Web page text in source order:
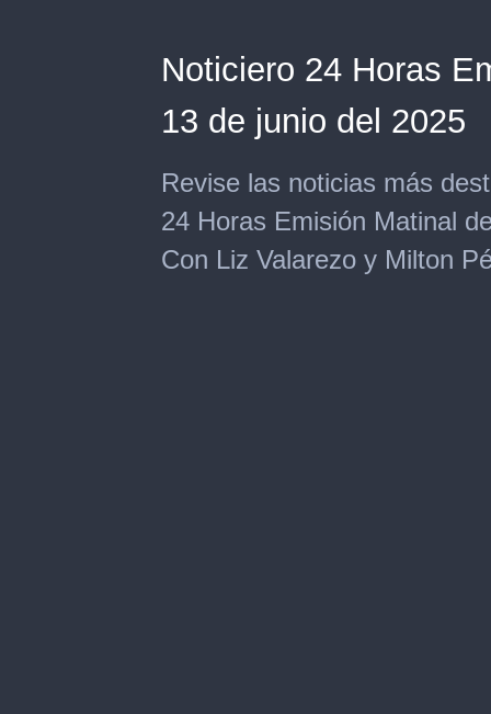
Noticiero 24 Horas
13 de junio del 2025
Revise las noticias más
24 Horas Emisión Matinal
Con Liz Valarezo y Milton